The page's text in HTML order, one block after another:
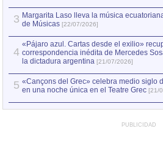
3 Margarita Laso lleva la música
de Músicas [22/07/2026]
4
«Pájaro azul. Cartas desde el exilio»
correspondencia inédita de Mercedes
la dictadura argentina [21/07/2026]
5 «Cançons del Grec» celebra medio siglo
en una noche única en el Teatre Grec [21/
PUBLICIDAD